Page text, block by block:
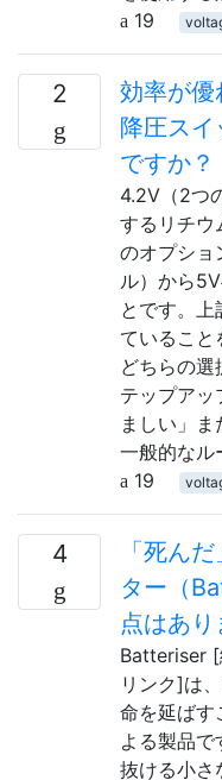
19
2
効率が優
降圧スイ
ですか？
4.2V（2つ
するリチウ
のオプショ
ル）から
とです。
ていること
どちらの
テップアッ
ましい」
一般的なル
19
4
「死ん
ター（
点はあり
Batteriser [
リンク]は
命を延ばす
よる製品で
抜ける小さ